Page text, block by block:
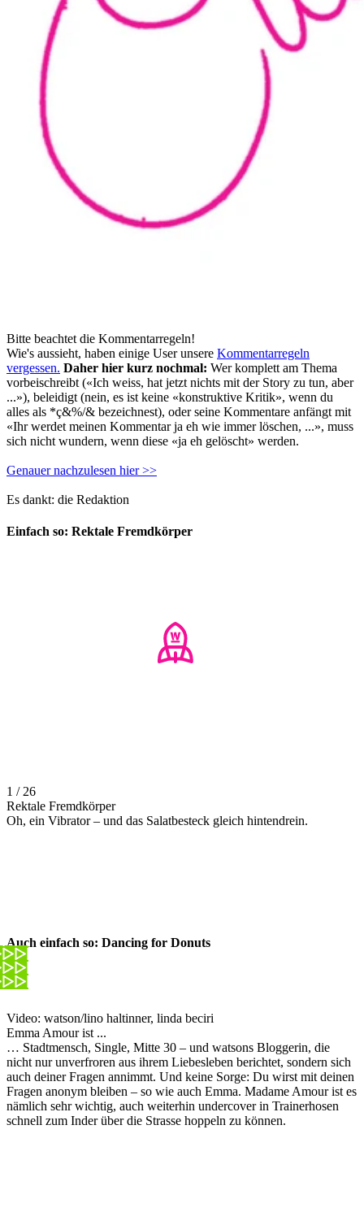
Bitte beachtet die Kommentarregeln!
Wie's aussieht, haben einige User unsere Kommentarregeln
vergessen. Daher hier kurz nochmal: Wer komplett am Thema
vorbeischreibt («Ich weiss, hat jetzt nichts mit der Story zu tun, aber
...»), beleidigt (nein, es ist keine «konstruktive Kritik», wenn du
alles als *ç&%/& bezeichnest), oder seine Kommentare anfängt mit
«Ihr werdet meinen Kommentar ja eh wie immer löschen, ...», muss
sich nicht wundern, wenn diese «ja eh gelöscht» werden.
Genauer nachzulesen hier >>
Es dankt: die Redaktion
Einfach so: Rektale Fremdkörper
1 / 26
Rektale Fremdkörper
Oh, ein Vibrator – und das Salatbesteck gleich hintendrein.
Auch einfach so: Dancing for Donuts
Video: watson/lino haltinner, linda beciri
Emma Amour ist ...
… Stadtmensch, Single, Mitte 30 – und watsons Bloggerin, die
nicht nur unverfroren aus ihrem Liebesleben berichtet, sondern sich
auch deiner Fragen annimmt. Und keine Sorge: Du wirst mit deinen
Fragen anonym bleiben – so wie auch Emma. Madame Amour ist es
nämlich sehr wichtig, auch weiterhin undercover in Trainerhosen
schnell zum Inder über die Strasse hoppeln zu können.